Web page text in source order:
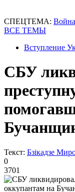
СПЕЦТЕМА:
ВСЕ ТЕМЫ
Вступление
СБУ
Текст: Бзікадзе
0
3701